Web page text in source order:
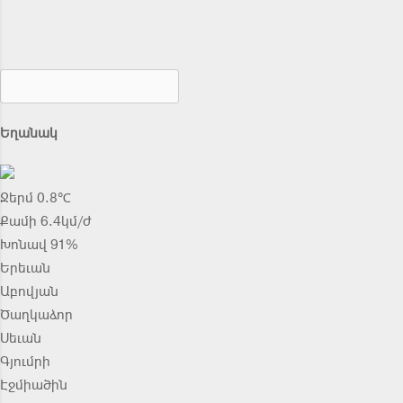
Եղանակ
Ջերմ 0.8℃
Քամի 6.4կմ/ժ
Խոնավ 91%
Երեւան
Աբովյան
Ծաղկաձոր
Սեւան
Գյումրի
Էջմիածին